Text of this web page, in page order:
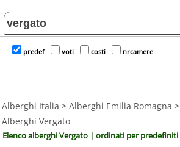
predef voti costi nrcamere
Alberghi Italia > Alberghi Emilia Romagna >
Alberghi Vergato
Elenco alberghi Vergato | ordinati per predefiniti